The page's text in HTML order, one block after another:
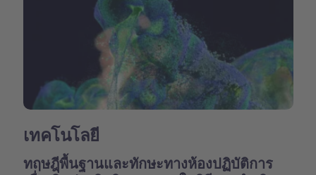
เทคโนโลยี
ทฤษฎีพื้นฐานและทักษะทางห้องปฏิบัติการ